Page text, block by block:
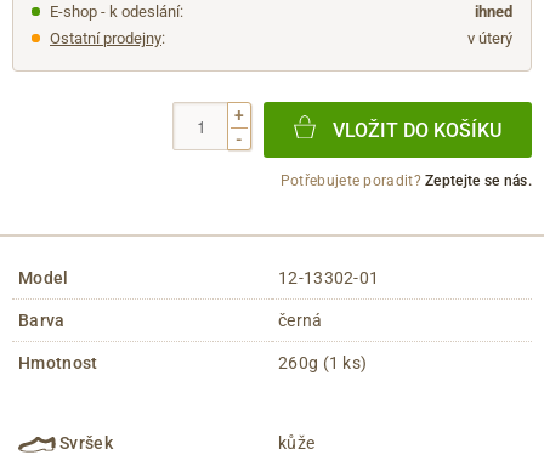
E-shop - k odeslání:
ihned
Ostatní prodejny: v úterý
+
-
VLOŽIT DO KOŠÍKU
Potřebujete poradit?Zeptejte se nás.
Model 12-13302-01
Barva černá
Hmotnost 260g (1 ks)
Svršek kůže